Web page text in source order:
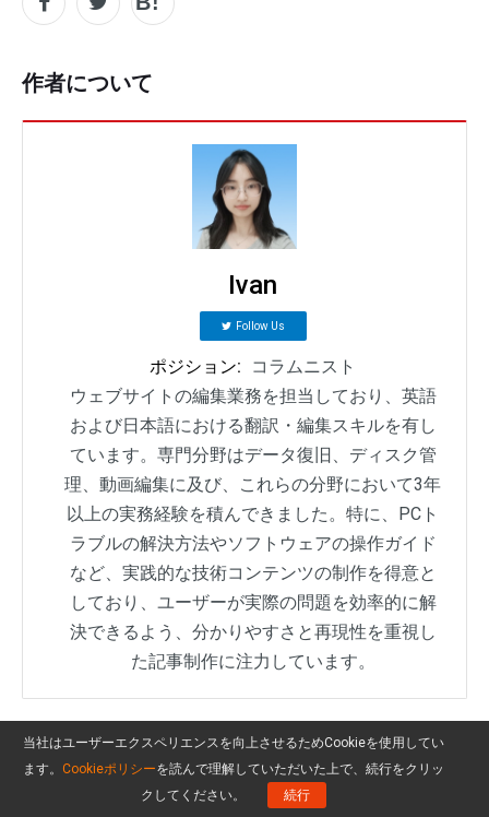
作者について
Ivan
Follow Us
ポジション:
コラムニスト
ウェブサイトの編集業務を担当しており、英語
および日本語における翻訳・編集スキルを有し
ています。専門分野はデータ復旧、ディスク管
理、動画編集に及び、これらの分野において3年
以上の実務経験を積んできました。特に、PCト
ラブルの解決方法やソフトウェアの操作ガイド
など、実践的な技術コンテンツの制作を得意と
しており、ユーザーが実際の問題を効率的に解
決できるよう、分かりやすさと再現性を重視し
た記事制作に注力しています。
当社はユーザーエクスペリエンスを向上させるためCookieを使用してい
ます。 Cookieポリシーを読んで理解していただいた上で、続行をクリッ
クしてください。
続行